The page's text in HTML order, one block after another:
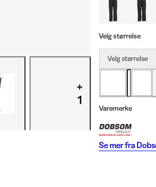
+
1
Velg størrelse
Velg størrelse
Varemerke
Se mer fra